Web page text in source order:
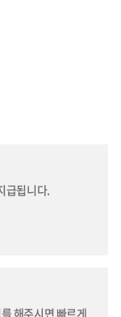
급됩니다.
해주시면 빠르게